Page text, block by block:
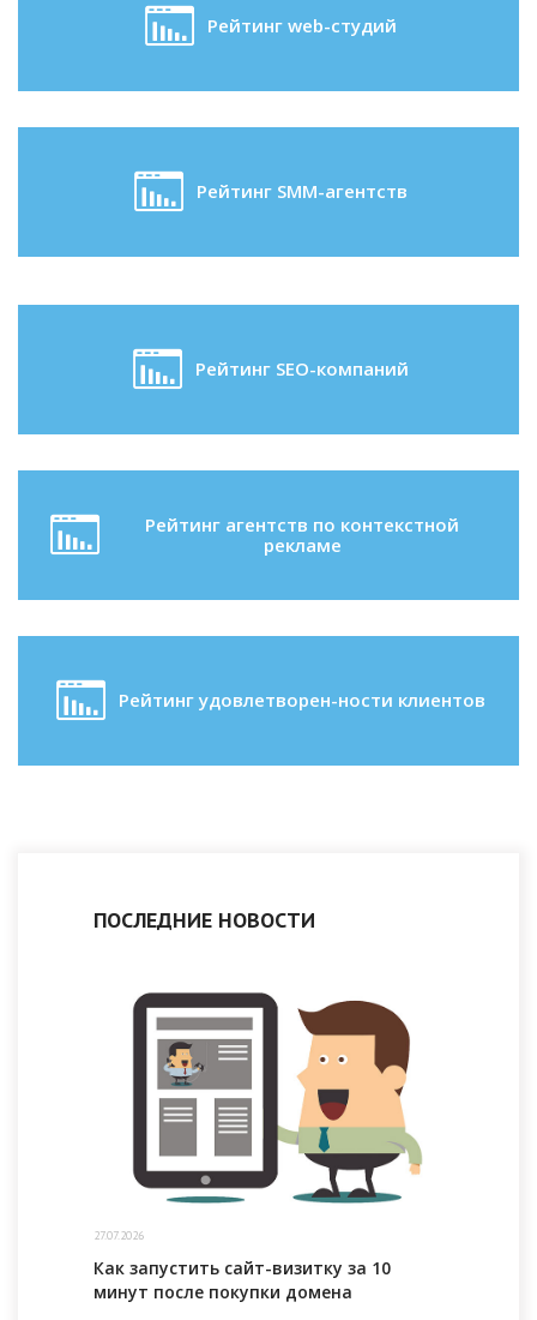
Рейтинг web-студий
Рейтинг SMM-агентств
Рейтинг SEO-компаний
Рейтинг агентств по контекстной
рекламе
Рейтинг удовлетворен-ности клиентов
ПОСЛЕДНИЕ НОВОСТИ
27.07.2026
Как запустить сайт-визитку за 10
минут после покупки домена